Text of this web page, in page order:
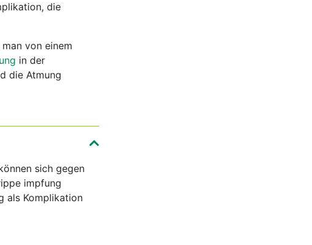
die
von einem
in der
die Atmung
sich gegen
impfung
als Komplikation